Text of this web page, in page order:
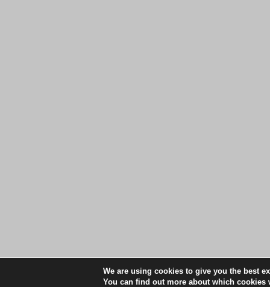
We are using cookies to give you the best
You can find out more about which